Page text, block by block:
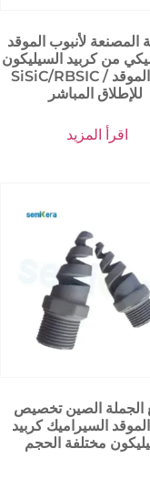
المصنعة لأنبوب الموقد
من كربيد السيليكون
SiSiC/RBSIC / فوهة الموقد
اقرأ المزيد
الجملة الصين تخصيص
السيراميك كربيد
مختلفة الحجم